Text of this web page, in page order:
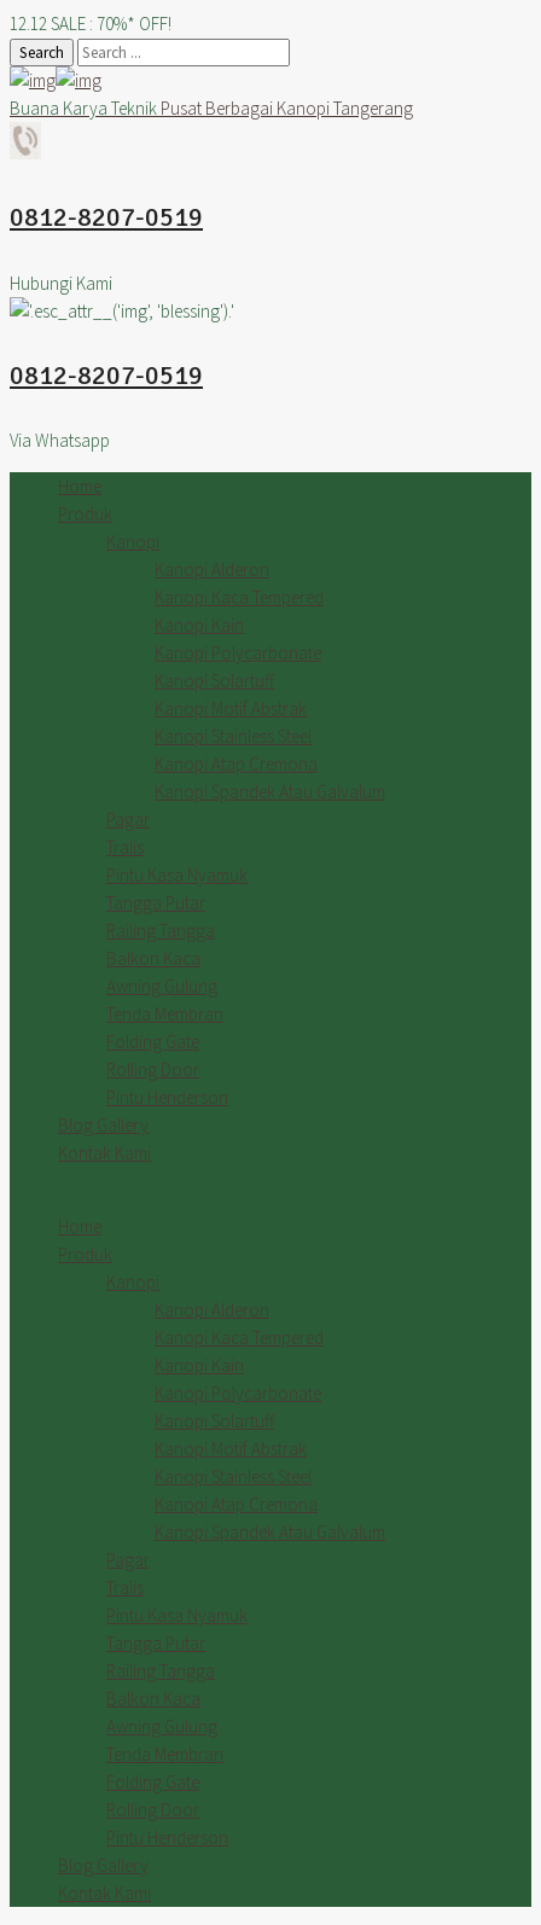
12.12 SALE : 70%* OFF!
Search
Buana Karya Teknik Pusat Berbagai Kanopi Tangerang
0812-8207-0519
Hubungi Kami
0812-8207-0519
Via Whatsapp
Home
Produk
Kanopi
Kanopi Alderon
Kanopi Kaca Tempered
Kanopi Kain
Kanopi Polycarbonate
Kanopi Solartuff
Kanopi Motif Abstrak
Kanopi Stainless Steel
Kanopi Atap Cremona
Kanopi Spandek Atau Galvalum
Pagar
Tralis
Pintu Kasa Nyamuk
Tangga Putar
Railing Tangga
Balkon Kaca
Awning Gulung
Tenda Membran
Folding Gate
Rolling Door
Pintu Henderson
Blog Gallery
Kontak Kami
Home
Produk
Kanopi
Kanopi Alderon
Kanopi Kaca Tempered
Kanopi Kain
Kanopi Polycarbonate
Kanopi Solartuff
Kanopi Motif Abstrak
Kanopi Stainless Steel
Kanopi Atap Cremona
Kanopi Spandek Atau Galvalum
Pagar
Tralis
Pintu Kasa Nyamuk
Tangga Putar
Railing Tangga
Balkon Kaca
Awning Gulung
Tenda Membran
Folding Gate
Rolling Door
Pintu Henderson
Blog Gallery
Kontak Kami